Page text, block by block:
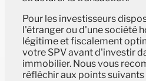
Pour les investisseurs
l'étranger ou d'une société
légitime et fiscalement
votre SPV avant d'investir
immobilier. Nous vous
réfléchir aux points suivants